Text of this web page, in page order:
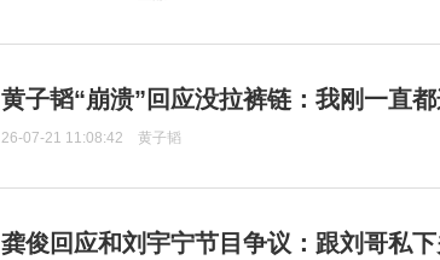
黄子韬“崩溃”回应没拉裤链：我刚一直
26-07-21 11:08:42 黄子韬
龚俊回应和刘宇宁节目争议：跟刘哥私